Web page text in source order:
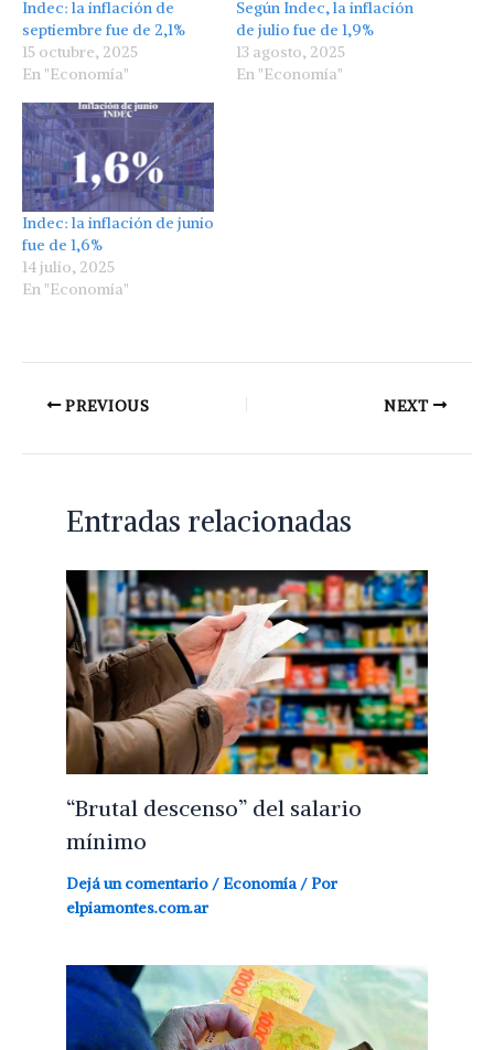
Indec: la inflación de
septiembre fue de 2,1%
15 octubre, 2025
En "Economía"
Según Indec, la inflación
de julio fue de 1,9%
13 agosto, 2025
En "Economía"
Indec: la inflación de junio
fue de 1,6%
14 julio, 2025
En "Economía"
PREVIOUS NEXT
Entradas relacionadas
“Brutal descenso” del salario
mínimo
Dejá un comentario / Economía / Por
elpiamontes.com.ar